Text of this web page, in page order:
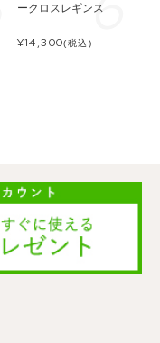
ークロスレギンス
¥14,300(税込)